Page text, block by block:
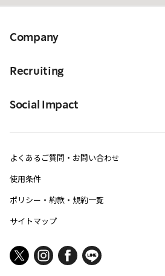
Company
Recruiting
Social Impact
よくあるご質問・お問い合わせ
使用条件
ポリシー・約款・規約一覧
サイトマップ